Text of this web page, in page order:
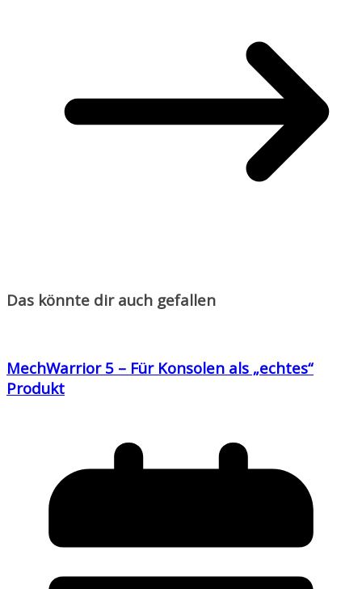
Das könnte dir auch gefallen
MechWarrior 5 – Für Konsolen als „echtes“
Produkt